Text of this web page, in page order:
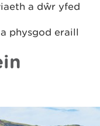
a dŵr yfed
physgod eraill